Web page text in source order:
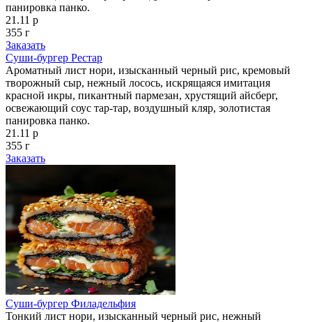
панировка панко.
21.11 р
355 г
Заказать
Суши-бургер Рестар
Ароматный лист нори, изысканный черный рис, кремовый
творожный сыр, нежный лосось, искрящаяся имитация
красной икры, пикантный пармезан, хрустящий айсберг,
освежающий соус тар-тар, воздушный кляр, золотистая
панировка панко.
21.11 р
355 г
Заказать
Суши-бургер Филадельфия
Тонкий лист нори, изысканный черный рис, нежный